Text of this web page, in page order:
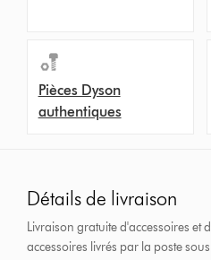
Pièces Dyson
authentiques
Détails de livraison
Livraison gratuite d'accessoires et
accessoires livrés par la poste